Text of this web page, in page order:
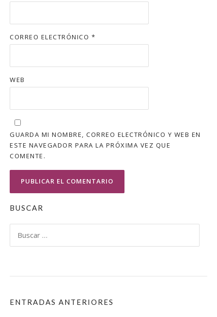
CORREO ELECTRÓNICO *
WEB
GUARDA MI NOMBRE, CORREO ELECTRÓNICO Y WEB EN
ESTE NAVEGADOR PARA LA PRÓXIMA VEZ QUE
COMENTE.
BUSCAR
ENTRADAS ANTERIORES